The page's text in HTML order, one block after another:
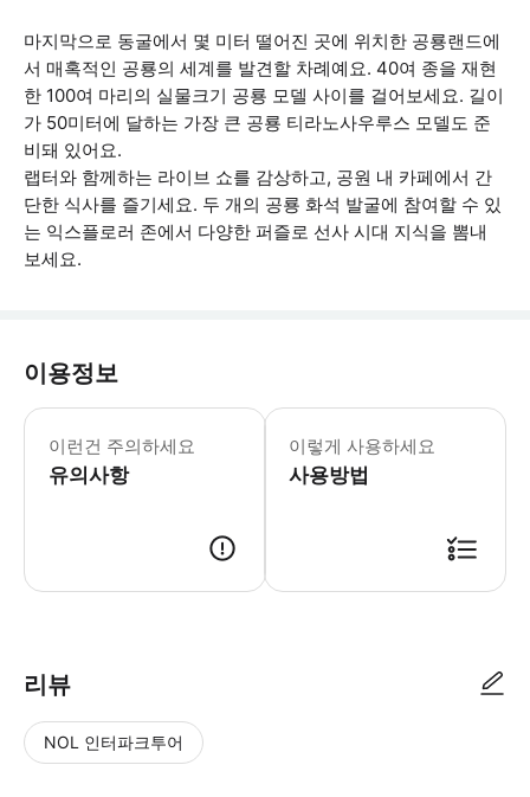
마지막으로 동굴에서 몇 미터 떨어진 곳에 위치한 공룡랜드에
서 매혹적인 공룡의 세계를 발견할 차례예요. 40여 종을 재현
한 100여 마리의 실물크기 공룡 모델 사이를 걸어보세요. 길이
가 50미터에 달하는 가장 큰 공룡 티라노사우루스 모델도 준
비돼 있어요.
랩터와 함께하는 라이브 쇼를 감상하고, 공원 내 카페에서 간
단한 식사를 즐기세요. 두 개의 공룡 화석 발굴에 참여할 수 있
는 익스플로러 존에서 다양한 퍼즐로 선사 시대 지식을 뽐내
보세요.
이용정보
이런건 주의하세요
유의사항
- 햄스 동굴 방문은 약 1시간 정도 소
이렇게 사용하세요
사용방법
리뷰
NOL 인터파크투어